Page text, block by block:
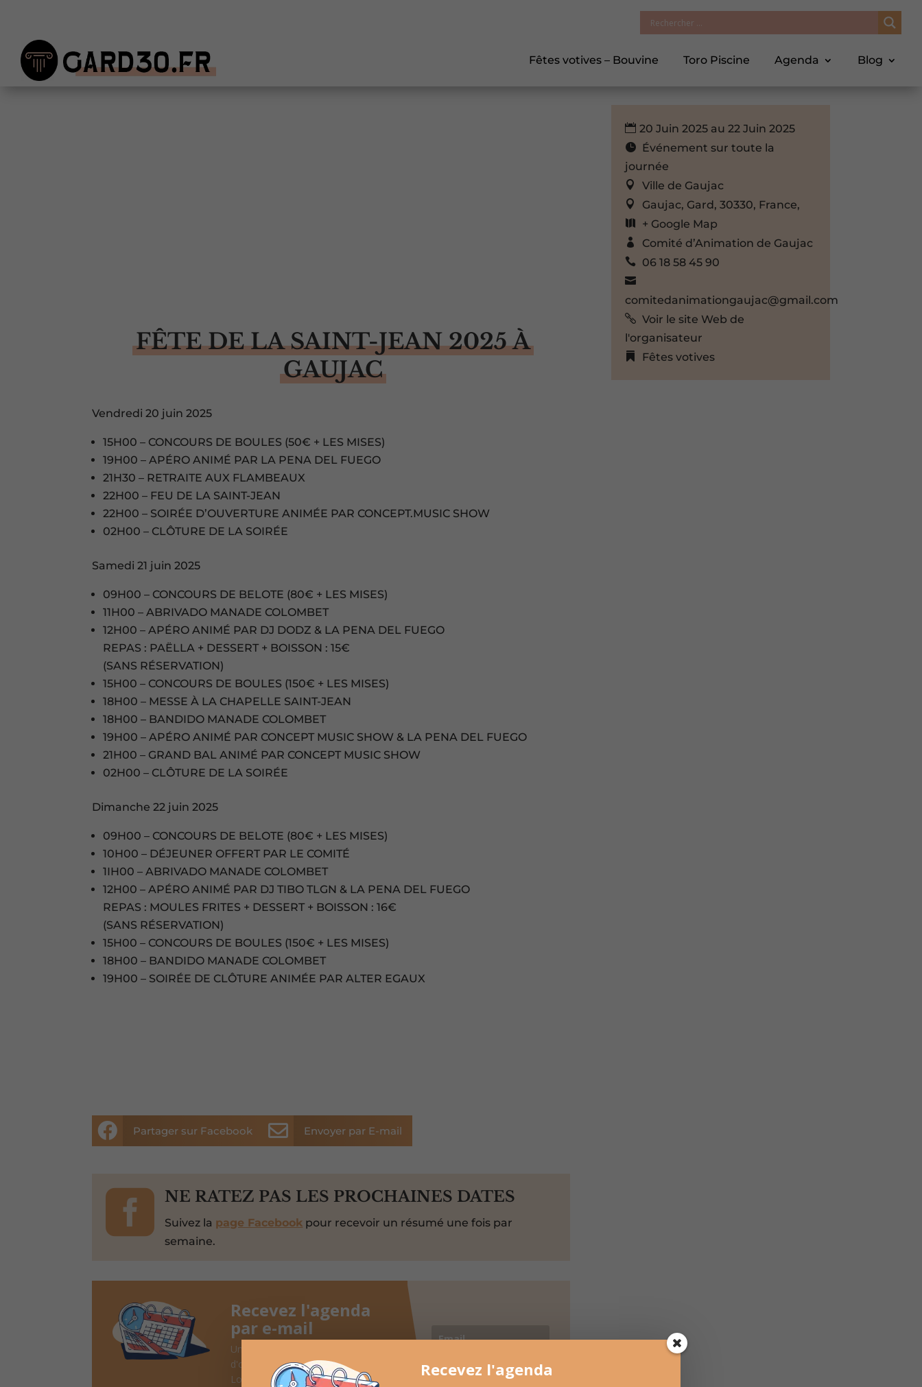
Fêtes votives – Bouvine Toro Piscine Agenda Blog
FÊTE DE LA SAINT-JEAN 2025 À
GAUJAC
Vendredi 20 juin 2025
15H00 – CONCOURS DE BOULES (50€ + LES MISES)
19H00 – APÉRO ANIMÉ PAR LA PENA DEL FUEGO
21H30 – RETRAITE AUX FLAMBEAUX
22H00 – FEU DE LA SAINT-JEAN
22H00 – SOIRÉE D’OUVERTURE ANIMÉE PAR CONCEPT.MUSIC SHOW
02H00 – CLÔTURE DE LA SOIRÉE
Samedi 21 juin 2025
09H00 – CONCOURS DE BELOTE (80€ + LES MISES)
11H00 – ABRIVADO MANADE COLOMBET
12H00 – APÉRO ANIMÉ PAR DJ DODZ & LA PENA DEL FUEGO
REPAS : PAËLLA + DESSERT + BOISSON : 15€
(SANS RÉSERVATION)
15H00 – CONCOURS DE BOULES (150€ + LES MISES)
18H00 – MESSE À LA CHAPELLE SAINT-JEAN
18H00 – BANDIDO MANADE COLOMBET
19H00 – APÉRO ANIMÉ PAR CONCEPT MUSIC SHOW & LA PENA DEL FUEGO
21H00 – GRAND BAL ANIMÉ PAR CONCEPT MUSIC SHOW
02H00 – CLÔTURE DE LA SOIRÉE
Dimanche 22 juin 2025
09H00 – CONCOURS DE BELOTE (80€ + LES MISES)
10H00 – DÉJEUNER OFFERT PAR LE COMITÉ
1IH00 – ABRIVADO MANADE COLOMBET
12H00 – APÉRO ANIMÉ PAR DJ TIBO TLGN & LA PENA DEL FUEGO
REPAS : MOULES FRITES + DESSERT + BOISSON : 16€
(SANS RÉSERVATION)
15H00 – CONCOURS DE BOULES (150€ + LES MISES)
18H00 – BANDIDO MANADE COLOMBET
19H00 – SOIRÉE DE CLÔTURE ANIMÉE PAR ALTER EGAUX
 Partager sur Facebook  Envoyer par E-mail
 NE RATEZ PAS LES PROCHAINES DATES
Suivez la page Facebook pour recevoir un résumé une fois par
semaine.
Recevez l'agenda
par e-mail
Une fois par semaine en un coup
d'oeil
Lotos, Taureaux, Marchés de
Recevoir l'agenda
20 Juin 2025 au 22 Juin 2025
Événement sur toute la
journée
Ville de Gaujac
Gaujac, Gard, 30330, France,
+ Google Map
Comité d’Animation de Gaujac
06 18 58 45 90
comitedanimationgaujac@gmail.com
Voir le site Web de
l'organisateur
Fêtes votives
Recevez l'agenda